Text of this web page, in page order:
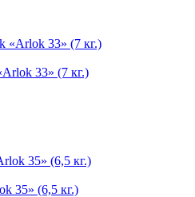
33» (7 кг.)
35» (6,5 кг.)